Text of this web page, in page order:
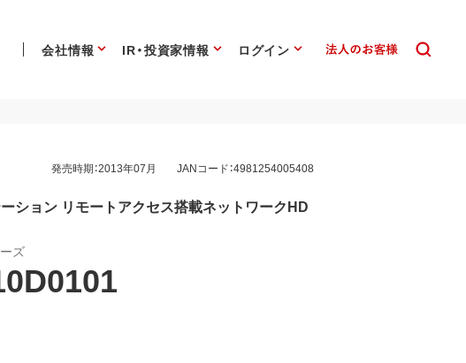
会社情報 IR・投資家情報 ログイン
発売時期：2013年07月 JANコード：4981254005408
ション リモートアクセス搭載ネットワークHD
ズ